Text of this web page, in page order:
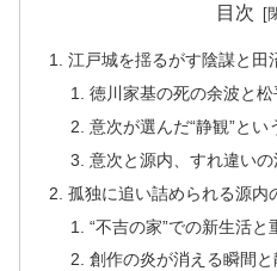
目次
江戸城を揺るがす陰謀と田
徳川家基の死の余波と
意次が選んだ“静観”とい
意次と源内、すれ違いの
孤独に追い詰められる源内
“不吉の家”での新生活と
創作の炎が消える瞬間